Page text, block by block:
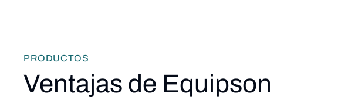
PRODUCTOS
Ventajas de Equipson